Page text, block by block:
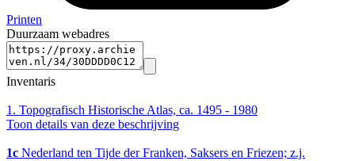
Printen
Duurzaam webadres
Inventaris
1. Topografisch Historische Atlas, ca. 1495 - 1980
Toon details van deze beschrijving
1c Nederland ten Tijde der Franken, Saksers en Friezen; z.j.